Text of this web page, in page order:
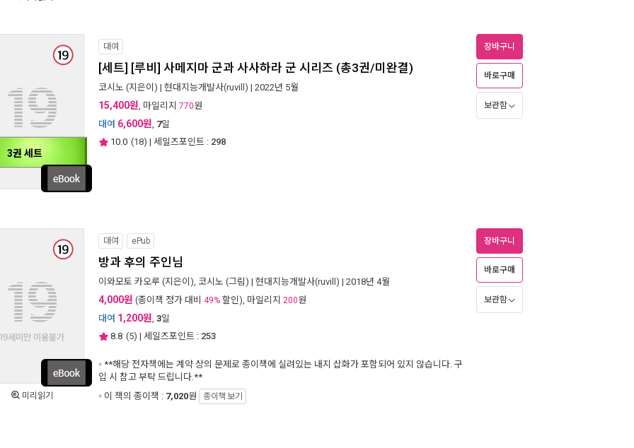
3권 세트
대여
[세트] [루비] 사메지마 군과 사사하라 군 시리즈 (총3권/미완결)
코시노 (지은이) | 현대지능개발사(ruvill) | 2022년 5월
15,400원, 마일리지 770원
대여 6,600원, 7일
10.0 (18) | 세일즈포인트 : 298
장바구니
바로구매
보관함
미리읽기
대여 ePub
방과 후의 주인님
이와모토 카오루 (지은이), 코시노 (그림) | 현대지능개발사(ruvill) | 2018년 4월
4,000원 (종이책 정가 대비 49% 할인), 마일리지 200원
대여 1,200원, 3일
8.8 (5) | 세일즈포인트 : 253
**해당 전자책에는 계약 상의 문제로 종이책에 실려있는 내지 삽화가 포함되어 있지 않습니다. 구
입 시 참고 부탁 드립니다.**
이 책의 종이책 : 7,020원 종이책 보기
장바구니
바로구매
보관함